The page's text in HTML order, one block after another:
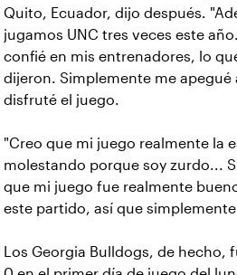
Quito, Ecuador, dijo después.
jugamos UNC tres veces este
confié en mis entrenadores, lo
dijeron. Simplemente me apegué
disfruté el juego.
"Creo que mi juego realmente la
molestando porque soy zurdo...
que mi juego fue realmente
este partido, así que
Los Georgia Bulldogs, de hecho,